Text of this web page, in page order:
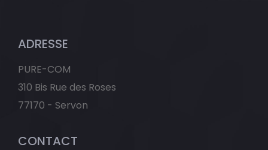
ADRESSE
PURE-COM
310 Bis Rue des Roses
77170 - Servon
CONTACT